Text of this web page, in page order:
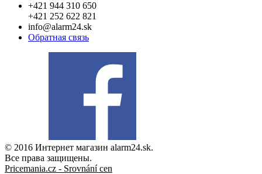
+421 944 310 650
+421 252 622 821
info@alarm24.sk
Обратная связь
© 2016 Интернет магазин alarm24.sk.
Все права защищены.
Pricemania.cz - Srovnání cen